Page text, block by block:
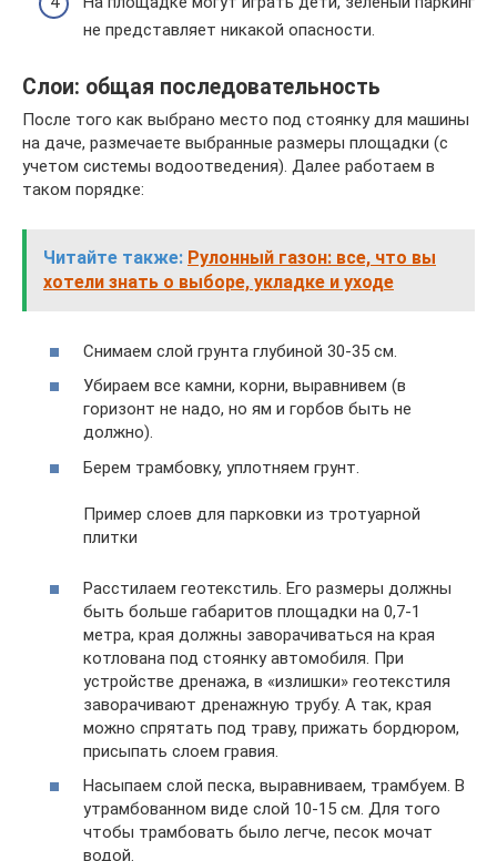
не представляет никакой опасности.
Слои: общая последовательность
После того как выбрано место под стоянку для машины
на даче, размечаете выбранные размеры площадки (с
учетом системы водоотведения). Далее работаем в
таком порядке:
Читайте также: Рулонный газон: все, что вы
хотели знать о выборе, укладке и уходе
Снимаем слой грунта глубиной 30-35 см.
Убираем все камни, корни, выравнивем (в
горизонт не надо, но ям и горбов быть не
должно).
Берем трамбовку, уплотняем грунт.
Пример слоев для парковки из тротуарной
плитки
Расстилаем геотекстиль. Его размеры должны
быть больше габаритов площадки на 0,7-1
метра, края должны заворачиваться на края
котлована под стоянку автомобиля. При
устройстве дренажа, в «излишки» геотекстиля
заворачивают дренажную трубу. А так, края
можно спрятать под траву, прижать бордюром,
присыпать слоем гравия.
Насыпаем слой песка, выравниваем, трамбуем. В
утрамбованном виде слой 10-15 см. Для того
чтобы трамбовать было легче, песок мочат
водой.